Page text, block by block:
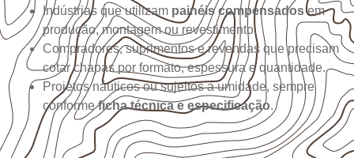
Indústrias que utilizam painéis compensadosem
produção, montagem ou revestimento.
Compradores, suprimentos e revendas que precisam
cotar chapas por formato, espessura e quantidade.
Projetos náuticos ou sujeitos à umidade, sempre
conformeficha técnica e especificação.